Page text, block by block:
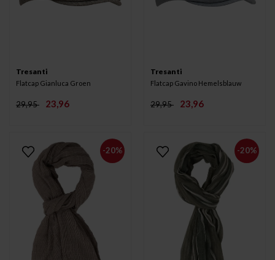
Tresanti
Flatcap Gianluca Groen
29,95 23,96
Tresanti
Flatcap Gavino Hemelsblauw
29,95 23,96
-20% -20%